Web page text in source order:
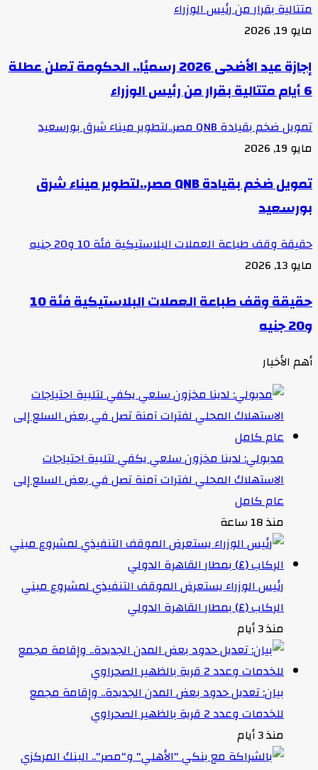
متتالية بقرار من رئيس الوزراء
مايو 19, 2026
إجازة عيد الأضحى 2026 رسميًا.. الحكومة تعلن عطلة
6 أيام متتالية بقرار من رئيس الوزراء
تمويل ضخم بقيادة QNB مصر..لتطوير ميناء شرق بورسعيد
مايو 19, 2026
تمويل ضخم بقيادة QNB مصر..لتطوير ميناء شرق
بورسعيد
حقيقة وقف طباعة العملات البلاستيكية فئة 10 و20 جنيه
مايو 13, 2026
حقيقة وقف طباعة العملات البلاستيكية فئة 10
و20 جنيه
أهم الأخبار
مدبولي: لدينا مخزون سلعي يكفي لتلبية احتياجات
الاستهلاك المحلي لفترات آمنة تصل في بعض السلع إلى
عام كامل
منذ 18 ساعة
رئيس الوزراء يستعرض الموقف التنفيذي لمشروع مبني
الركاب (٤) بمطار القاهرة الدولي
منذ 3 أيام
بيان: تعديل حدود بعض المدن الجديدة.. وإقامة مجمع
للخدمات وعدد 2 قرية بالظهير الصحراوي
منذ 3 أيام